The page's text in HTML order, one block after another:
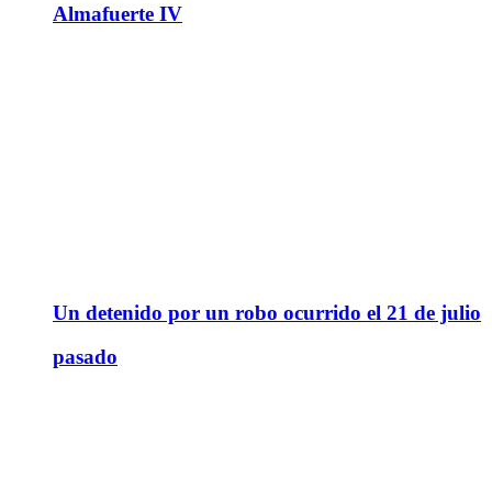
Almafuerte IV
Un detenido por un robo ocurrido el 21 de julio
pasado